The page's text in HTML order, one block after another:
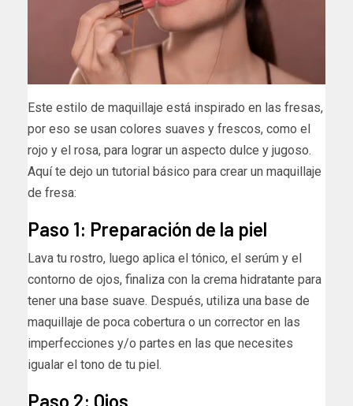
Este estilo de maquillaje está inspirado en las fresas,
por eso se usan colores suaves y frescos, como el
rojo y el rosa, para lograr un aspecto dulce y jugoso.
Aquí te dejo un tutorial básico para crear un maquillaje
de fresa:
Paso 1: Preparación de la piel
Lava tu rostro, luego aplica el tónico, el serúm y el
contorno de ojos, finaliza con la crema hidratante para
tener una base suave. Después, utiliza una base de
maquillaje de poca cobertura o un corrector en las
imperfecciones y/o partes en las que necesites
igualar el tono de tu piel.
Paso 2: Ojos